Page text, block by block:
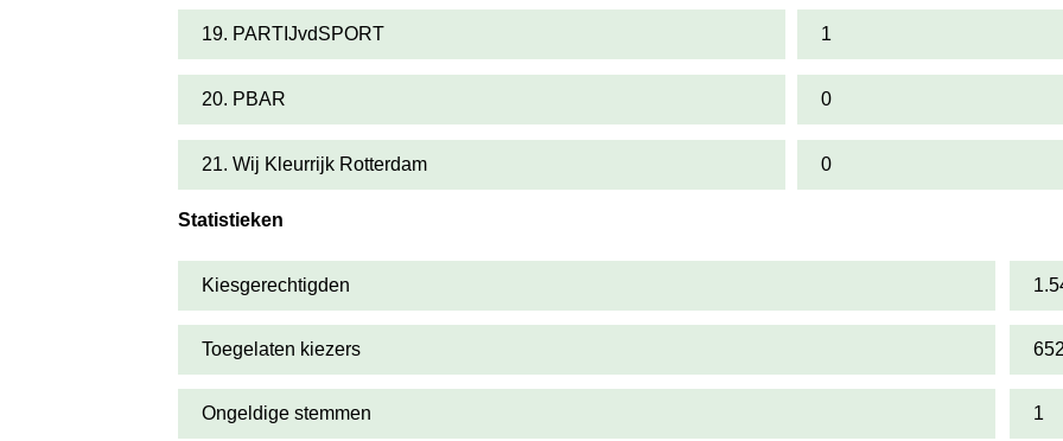
19. PARTIJvdSPORT 1
20. PBAR 0
21. Wij Kleurrijk Rotterdam 0
Statistieken
Kiesgerechtigden
Toegelaten kiezers 652
Ongeldige stemmen 1